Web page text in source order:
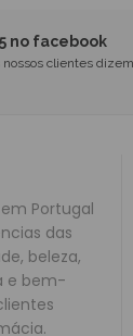
no facebook
clientes
Portugal
das
beleza,
e bem-